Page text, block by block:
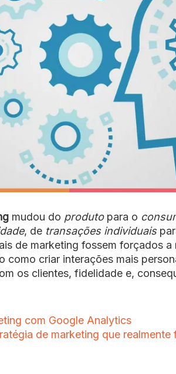
mudou do produtopara o
, de transações individuais
de marketing fossem forçados a
como criar interações mais
os clientes, fidelidade e,
com Google Analytics
de marketing que realmente